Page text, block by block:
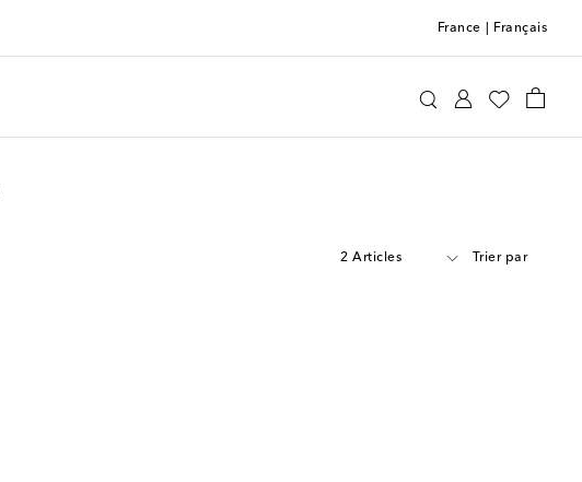
France Français
2 Articles Trier par